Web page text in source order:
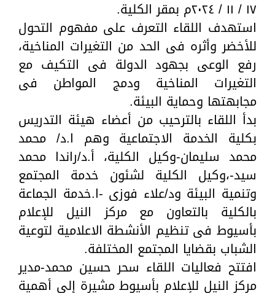
١٧ / ١١ / ٢٠٢٤م بمقر الكلية.
استهدف اللقاء التعرف على مفهوم التحول
للأخضر وأثره فى الحد من التغيرات المناخية،
رفع الوعى بجهود الدولة فى التكيف مع
التغيرات المناخية ودمج المواطن فى
مجابهتها وحماية البيئة.
بدأ اللقاء بالترحيب من أعضاء هيئة التدريس
بكلية الخدمة الاجتماعية وهم ا.د/ محمد
محمد سليمان-وكيل الكلية، أ.د/راندا محمد
سيد-،وكيل الكلية لشئون خدمة المجتمع
وتنمية البيئة ود/علاء فوزى -ا.خدمة الجماعة
بالكلية بالتعاون مع مركز النيل للإعلام
بأسيوط فى تنظيم الأنشطة الاعلامية لتوعية
الشباب بقضايا المجتمع المختلفة.
افتتح فعاليات اللقاء سحر حسين محمد-مدير
مركز النيل للإعلام بأسيوط مشيرة إلى أهمية